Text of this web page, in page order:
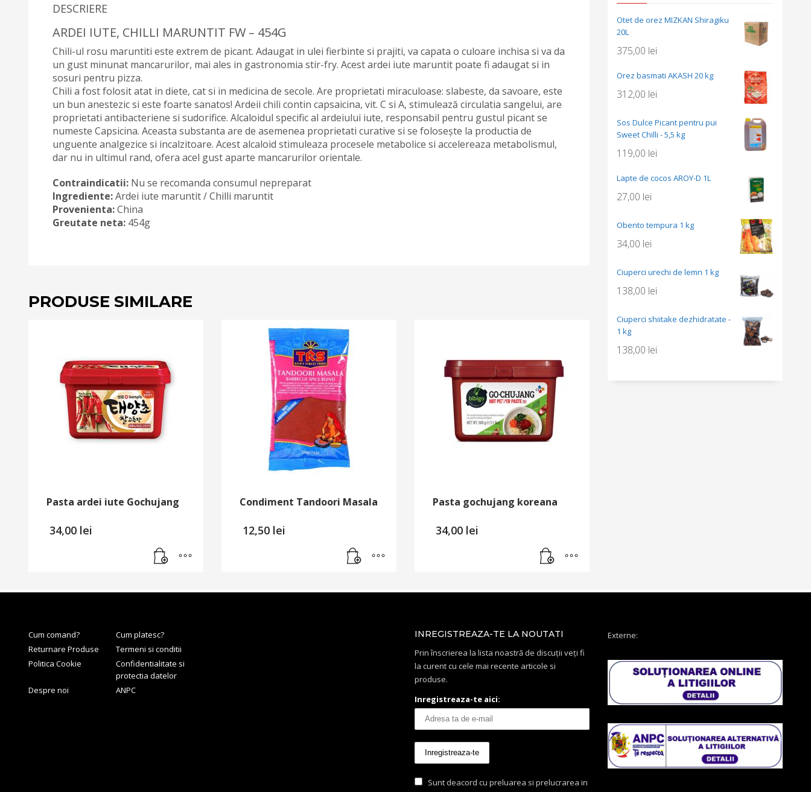
DESCRIERE
ARDEI IUTE, CHILLI MARUNTIT FW – 454G
Chili-ul rosu maruntiti este extrem de picant. Adaugat in ulei fierbinte si prajiti, va capata o culoare inchisa si va da
un gust minunat mancarurilor, mai ales in gastronomia stir-fry. Acest ardei iute maruntit poate fi adaugat si in
sosuri pentru pizza.
Chili a fost folosit atat in diete, cat si in medicina de secole. Are proprietati miraculoase: slabeste, da savoare, este
un bun anestezic si este foarte sanatos! Ardeii chili contin capsaicina, vit. C si A, stimulează circulatia sangelui, are
proprietati antibacteriene si sudorifice. Alcaloidul specific al ardeiului iute, responsabil pentru gustul picant se
numeste Capsicina. Aceasta substanta are de asemenea proprietati curative si se foloseşte la productia de
unguente analgezice si incalzitoare. Acest alcaloid stimuleaza procesele metabolice si accelereaza metabolismul,
dar nu in ultimul rand, ofera acel gust aparte mancarurilor orientale.
Contraindicatii: Nu se recomanda consumul nepreparat
Ingrediente:Ardei iute maruntit / Chilli maruntit
Provenienta:China
Greutate neta: 454g
PRODUSE SIMILARE
Pasta ardei iute Gochujang
34,00 lei
Condiment Tandoori Masala
12,50 lei
Pasta gochujang koreana
34,00 lei
Otet de orez MIZKAN Shiragiku
20L
375,00 lei
Orez basmati AKASH 20 kg
312,00 lei
Sos Dulce Picant pentru pui
Sweet Chilli - 5,5 kg
119,00 lei
Lapte de cocos AROY-D 1L
27,00 lei
Obento tempura 1 kg
34,00 lei
Ciuperci urechi de lemn 1 kg
138,00 lei
Ciuperci shiitake dezhidratate -
1 kg
138,00 lei
Cum comand?
Cum platesc?
Returnare Produse
Termeni si conditii
Politica Cookie
Confidentialitate si
protectia datelor
Despre noi
ANPC
INREGISTREAZA-TE LA NOUTATI
Prin înscrierea la lista noastră de discuții veți fi
la curent cu cele mai recente articole si
produse.
Inregistreaza-te aici:
Sunt deacord cu preluarea si prelucrarea in
Externe: